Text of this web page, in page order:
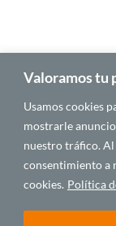
Valoramos tu
Usamos cookies
mostrarle
nuestro tráfico. Al
consentimiento a
cookies. Política
Blog
Quiénes
Autores
Español